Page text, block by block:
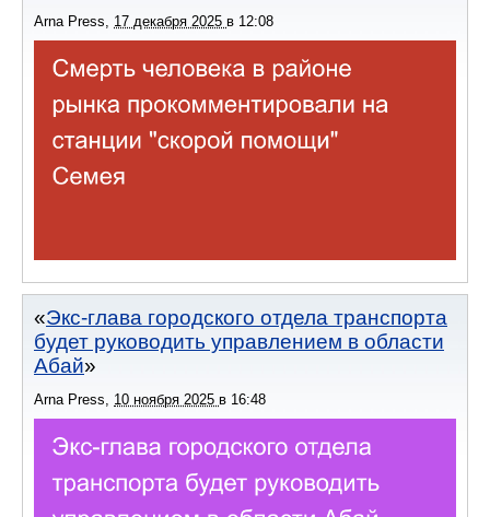
Arna Press 17 декабря 2025 в 12:08
Экс-глава городского отдела транспорта
будет руководить управлением в области
Абай
Arna Press, 10 ноября 2025 в 16:48